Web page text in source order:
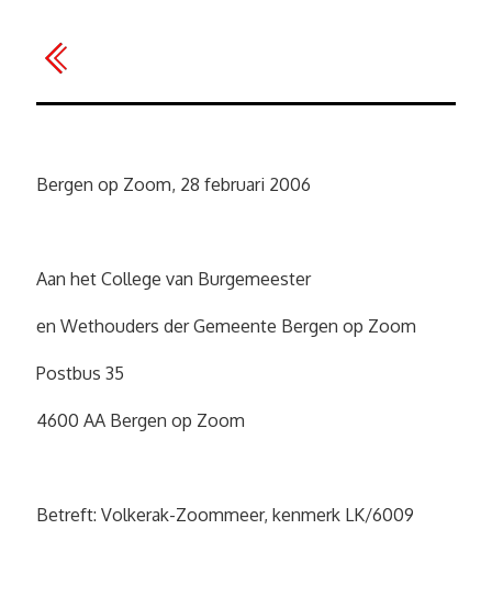
Bergen op Zoom, 28 februari 2006
Aan het College van Burgemeester
en Wethouders der Gemeente Bergen op Zoom
Postbus 35
4600 AA Bergen op Zoom
Betreft: Volkerak-Zoommeer, kenmerk LK/6009